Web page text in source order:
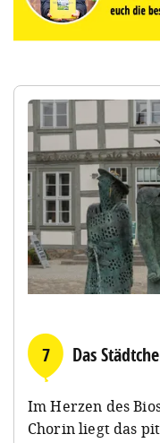
7 Das
Im Herzen des
Chorin liegt das